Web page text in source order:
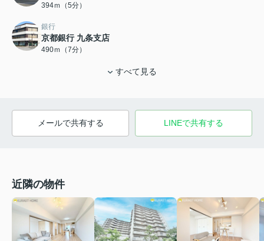
394ｍ（5分）
銀行
京都銀行 九条支店
490ｍ（7分）
すべて見る
メールで共有する LINEで共有する
近隣の物件